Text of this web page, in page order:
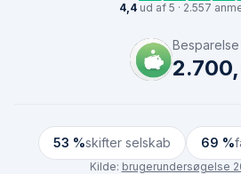
4,4ud af 5 · 2.557
Besparelse
53 %skifter selskab 69 %
Kilde: brugerundersøgelse